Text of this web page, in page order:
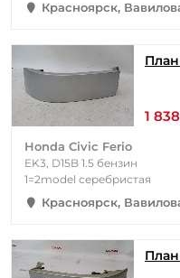
Красноярск,
1
Honda Civic Ferio
EK3, D15B 1.5 бензин
1=2model серебристая
Красноярск,